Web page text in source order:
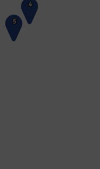
4
5